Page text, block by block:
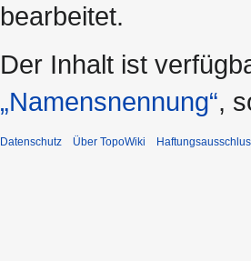
bearbeitet.
Der Inhalt ist
„Namensnennung“,
Datenschutz Über TopoWiki